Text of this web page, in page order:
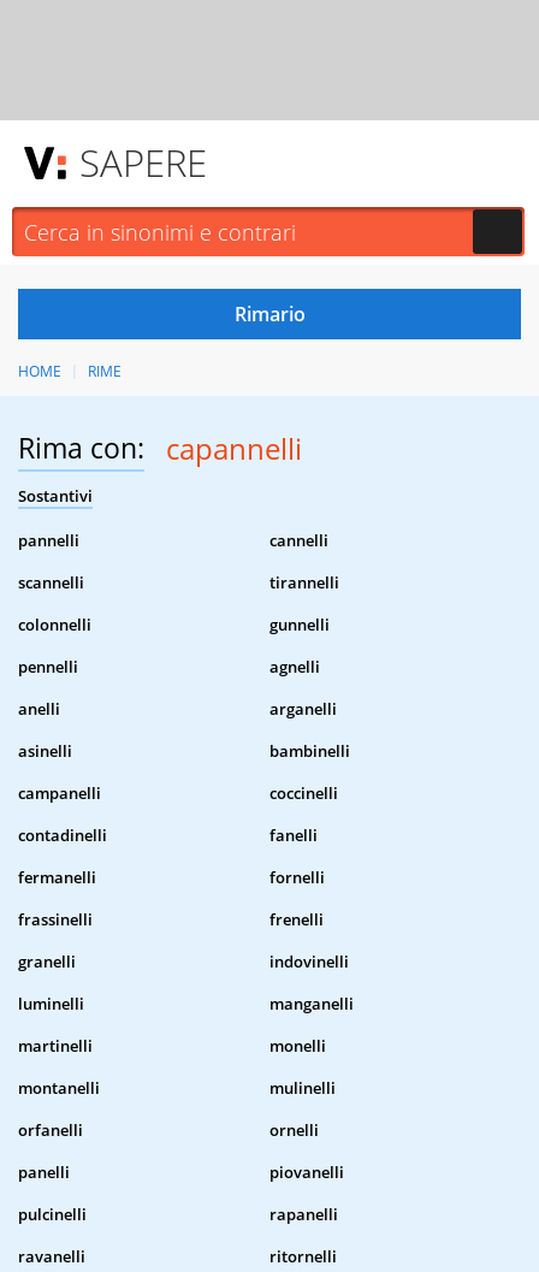
SAPERE
HOME RIME
Rima con: capannelli
Sostantivi
pannelli
cannelli
scannelli
tirannelli
colonnelli
gunnelli
pennelli
agnelli
anelli
arganelli
asinelli
bambinelli
campanelli
coccinelli
contadinelli
fanelli
fermanelli
fornelli
frassinelli
frenelli
granelli
indovinelli
luminelli
manganelli
martinelli
monelli
montanelli
mulinelli
orfanelli
ornelli
panelli
piovanelli
pulcinelli
rapanelli
ravanelli
ritornelli